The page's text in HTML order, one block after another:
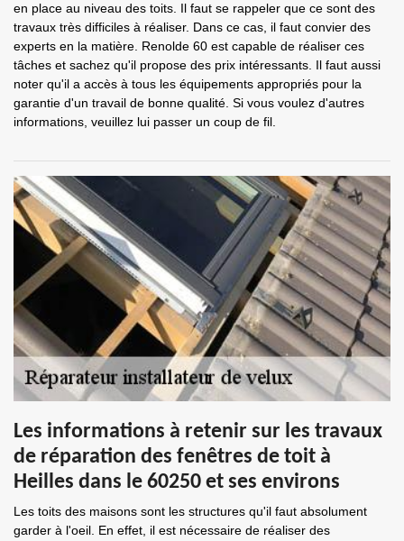
en place au niveau des toits. Il faut se rappeler que ce sont des
travaux très difficiles à réaliser. Dans ce cas, il faut convier des
experts en la matière. Renolde 60 est capable de réaliser ces
tâches et sachez qu'il propose des prix intéressants. Il faut aussi
noter qu'il a accès à tous les équipements appropriés pour la
garantie d'un travail de bonne qualité. Si vous voulez d'autres
informations, veuillez lui passer un coup de fil.
Les informations à retenir sur les travaux
de réparation des fenêtres de toit à
Heilles dans le 60250 et ses environs
Les toits des maisons sont les structures qu'il faut absolument
garder à l'oeil. En effet, il est nécessaire de réaliser des